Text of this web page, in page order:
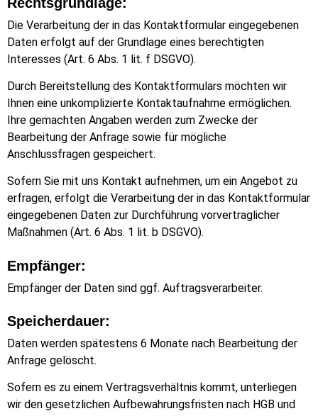
Die Verarbeitung der in das Kontaktformular eingegebenen
Daten erfolgt auf der Grundlage eines berechtigten
Interesses (Art. 6 Abs. 1 lit. f DSGVO).
Durch Bereitstellung des Kontaktformulars möchten wir
Ihnen eine unkomplizierte Kontaktaufnahme ermöglichen.
Ihre gemachten Angaben werden zum Zwecke der
Bearbeitung der Anfrage sowie für mögliche
Anschlussfragen gespeichert.
Sofern Sie mit uns Kontakt aufnehmen, um ein Angebot zu
erfragen, erfolgt die Verarbeitung der in das Kontaktformular
eingegebenen Daten zur Durchführung vorvertraglicher
Maßnahmen (Art. 6 Abs. 1 lit. b DSGVO).
Empfänger:
Empfänger der Daten sind ggf. Auftragsverarbeiter.
Speicherdauer:
Daten werden spätestens 6 Monate nach Bearbeitung der
Anfrage gelöscht.
Sofern es zu einem Vertragsverhältnis kommt, unterliegen
wir den gesetzlichen Aufbewahrungsfristen nach HGB und